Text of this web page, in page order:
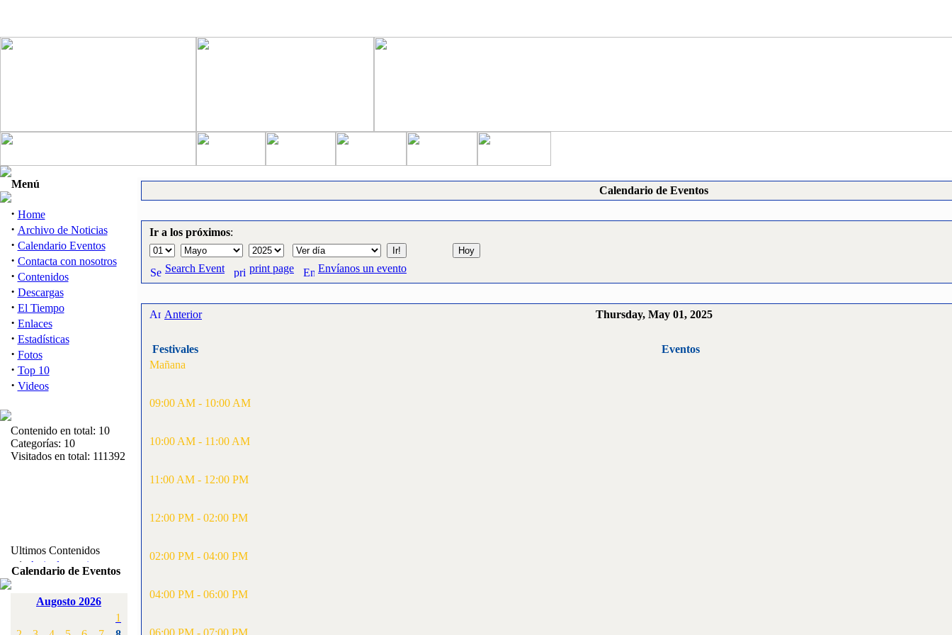
Menú
· Home
· Archivo de Noticias
· Calendario Eventos
· Contacta con nosotros
· Contenidos
· Descargas
· El Tiempo
· Enlaces
· Estadísticas
· Fotos
· Top 10
· Videos
Contenido en total: 10
Categorías: 10
Visitados en total: 111392
Ultimos Contenidos
1:
Articulos varios
[Visitas: 5713]
Campeonato de
[Visitas: 4136]
Calendario de Eventos
Augosto 2026
1
Calendario de Eventos
Ir a los próximos:
Search Event print page Envíanos un evento
Anterior Thursday, May 01, 2025
Festivales
Mañana
09:00 AM - 10:00 AM
10:00 AM - 11:00 AM
11:00 AM - 12:00 PM
12:00 PM - 02:00 PM
02:00 PM - 04:00 PM
04:00 PM - 06:00 PM
06:00 PM - 07:00 PM
Eventos